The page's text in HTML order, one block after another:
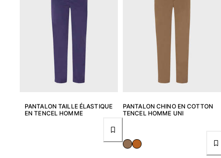
Polos
Chemises
Bermudas et Shorts
Pulls et Cardigans
Vestes et Manteaux
Pantalons
Loungewear
PANTALON TAILLE ÉLASTIQUE
EN TENCEL HOMME
PANTALON CHINO EN COTTON
TENCEL HOMME UNI